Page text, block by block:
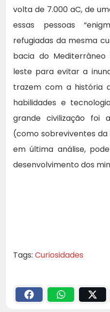
volta de 7.000 aC, de
essas pessoas
refugiadas da mesma
bacia do
leste para evitar a
trazem com a história
habilidades e
grande civilização foi
(como sobreviventes da
em última análise,
desenvolvimento dos
Tags: Curiosidades